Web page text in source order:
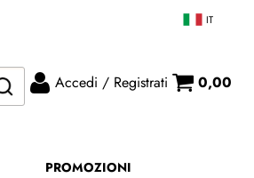
IT
Accedi / Registrati 0,00
PROMOZIONI